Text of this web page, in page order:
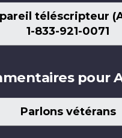
téléscripteur
1-833-921-0071
pour
Parlons vétérans